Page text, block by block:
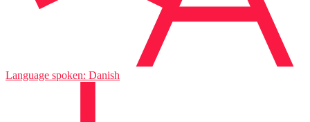
Language spoken: Danish